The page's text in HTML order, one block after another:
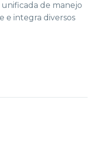
unificada de manejo
e integra diversos